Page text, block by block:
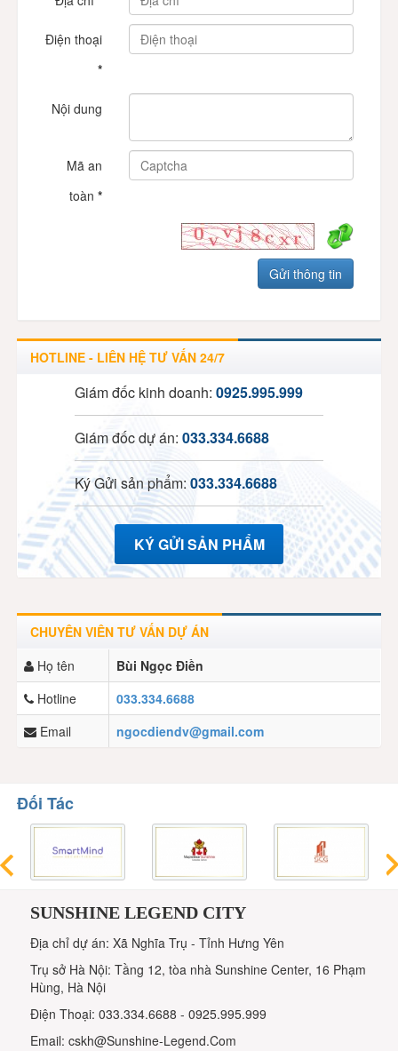
Điện thoại
*
Nội dung
Mã an
toàn *
HOTLINE - LIÊN HỆ TƯ VẤN 24/7
Giám đốc kinh doanh: 0925.995.999
Giám đốc dự án: 033.334.6688
Ký Gửi sản phẩm: 033.334.6688
KÝ GỬI SẢN PHẨM
CHUYÊN VIÊN TƯ VẤN DỰ ÁN
Họ tên
Bùi Ngọc Điền
Hotline
033.334.6688
Email
ngocdiendv@gmail.com
Đối Tác
SUNSHINE LEGEND CITY
Địa chỉ dự án: Xã Nghĩa Trụ - Tỉnh Hưng Yên
Trụ sở Hà Nội: Tầng 12, tòa nhà Sunshine Center, 16 Phạm
Hùng, Hà Nội
Điện Thoại: 033.334.6688 - 0925.995.999
Email: cskh@Sunshine-Legend.Com